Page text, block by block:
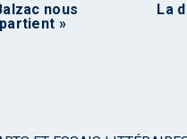
nous
»
La